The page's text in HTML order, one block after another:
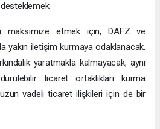
desteklemek
maksimize etmek için, DAFZ ve
yakın iletişim kurmaya odaklanacak.
yaratmakla kalmayacak, aynı
ticaret ortaklıkları kurma
vadeli ticaret ilişkileri için de bir